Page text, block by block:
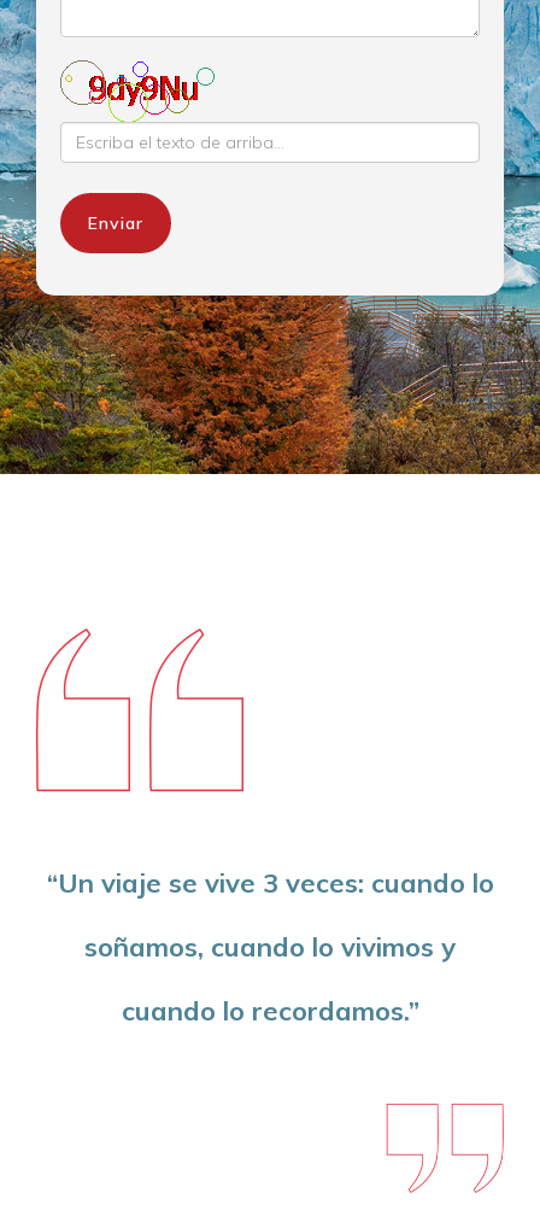
Enviar
“Un viaje se vive 3 veces: cuando lo
soñamos, cuando lo vivimos y
cuando lo recordamos.”